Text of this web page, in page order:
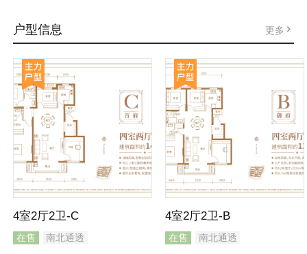
户型信息 更多
4室2厅2卫-C
在售 南北通透
4室2厅2卫-B
在售 南北通透